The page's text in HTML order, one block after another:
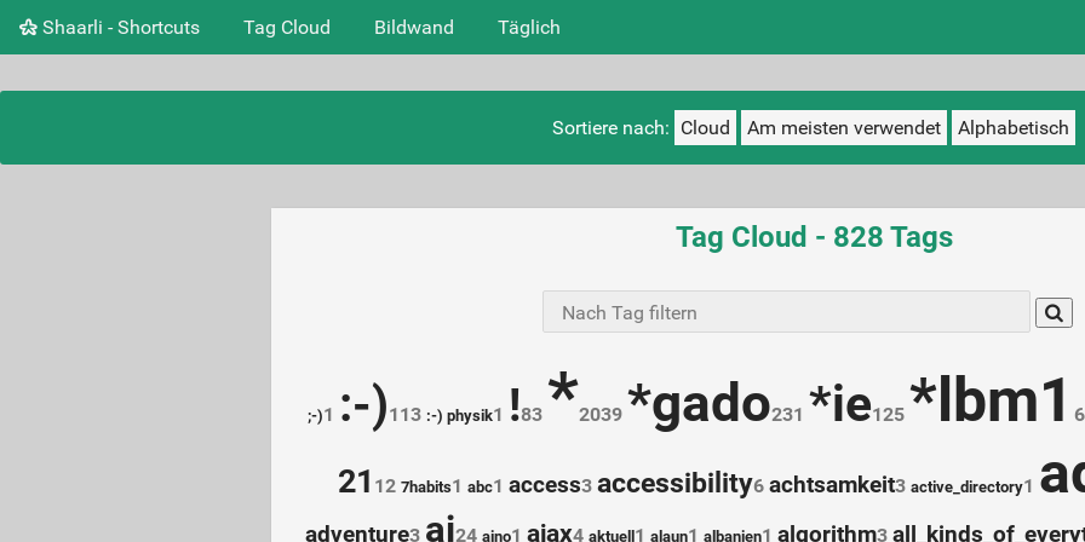
Shaarli - Shortcuts Tag Cloud Bildwand Täglich
Sortiere nach: Cloud Am meisten verwendet Alphabetisch
Tag Cloud - 828 Tags
more
results.
;-)1 :-)113 :-) physik1 !83 *2039 *gado231 *ie125 *lbm1
21 12 7habits1 abc1 access3 accessibility6 achtsamkeit3 active_directory1
adventure3 ai24 aino1 ajax4 aktuell 1 alaun1 albanien1 algorithm3